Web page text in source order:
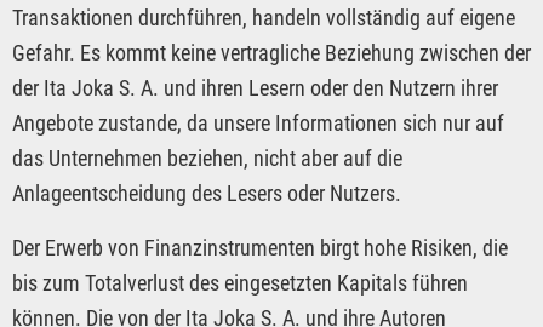
Transaktionen durchführen, handeln vollständig auf eigene
Gefahr. Es kommt keine vertragliche Beziehung zwischen der
der Ita Joka S. A. und ihren Lesern oder den Nutzern ihrer
Angebote zustande, da unsere Informationen sich nur auf
das Unternehmen beziehen, nicht aber auf die
Anlageentscheidung des Lesers oder Nutzers.
Der Erwerb von Finanzinstrumenten birgt hohe Risiken, die
bis zum Totalverlust des eingesetzten Kapitals führen
können. Die von der Ita Joka S. A. und ihre Autoren